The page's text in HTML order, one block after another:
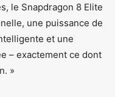
le Snapdragon 8 Elite
une puissance de
et une
– exactement ce dont
»